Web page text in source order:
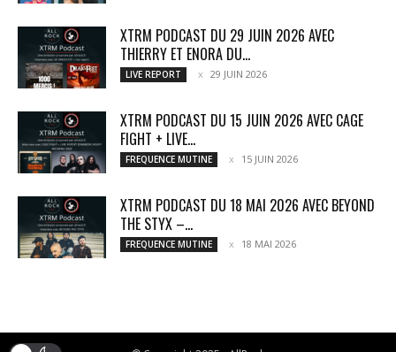
XTRM PODCAST DU 29 JUIN 2026 AVEC
THIERRY ET ENORA DU...
LIVE REPORT 29 JUIN 2026
XTRM PODCAST DU 15 JUIN 2026 AVEC CAGE
FIGHT + LIVE...
FREQUENCE MUTINE 15 JUIN 2026
XTRM PODCAST DU 18 MAI 2026 AVEC BEYOND
THE STYX –...
FREQUENCE MUTINE 18 MAI 2026